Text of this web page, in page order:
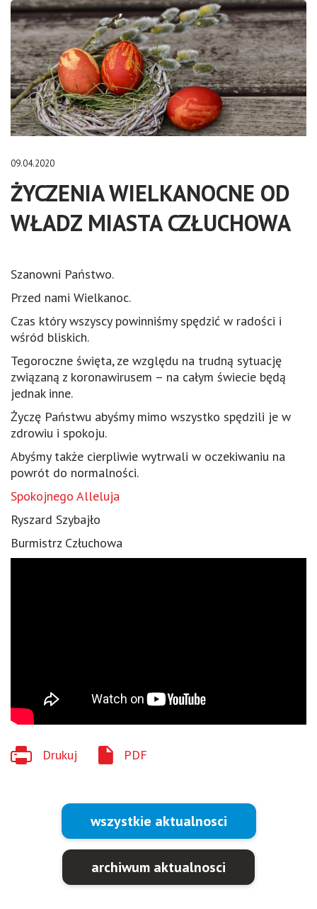
09.04.2020
ŻYCZENIA WIELKANOCNE OD
WŁADZ MIASTA CZŁUCHOWA
Szanowni Państwo.
Przed nami Wielkanoc.
Czas który wszyscy powinniśmy spędzić w radości i
wśród bliskich.
Tegoroczne święta, ze względu na trudną sytuację
związaną z koronawirusem – na całym świecie będą
jednak inne.
Życzę Państwu abyśmy mimo wszystko spędzili je w
zdrowiu i spokoju.
Abyśmy także cierpliwie wytrwali w oczekiwaniu na
powrót do normalności.
Spokojnego Alleluja
Ryszard Szybajło
Burmistrz Człuchowa
Drukuj PDF
wszystkie aktualnosci
archiwum aktualnosci